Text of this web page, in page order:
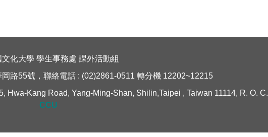
化大學 學生事務處 課外活動組
路55號，聯絡電話 : (02)2861-0511 轉分機 12202~12215
Hwa-Kang Road, Yang-Ming-Shan, Shilin,Taipei , Taiwan 11114, R. O. C.
CCU